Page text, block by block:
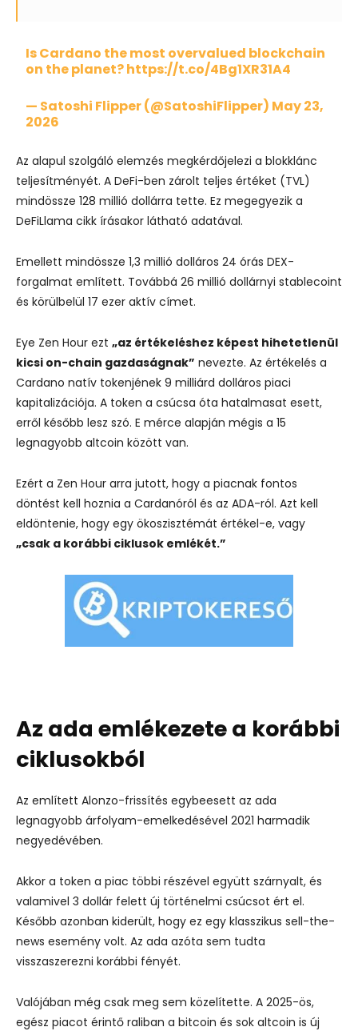
Is Cardano the most overvalued blockchain
on the planet?https://t.co/4Bg1XR31A4
— Satoshi Flipper (@SatoshiFlipper) May 23,
2026
Az alapul szolgáló elemzés megkérdőjelezi a blokklánc
teljesítményét. A DeFi-ben zárolt teljes értéket (TVL)
mindössze 128 millió dollárra tette. Ez megegyezik a
DeFiLlama cikk írásakor látható adatával.
Emellett mindössze 1,3 millió dolláros 24 órás DEX-
forgalmat említett. Továbbá 26 millió dollárnyi stablecoint
és körülbelül 17 ezer aktív címet.
Eye Zen Hour ezt „az értékeléshez képest hihetetlenül
kicsi on-chain gazdaságnak” nevezte. Az értékelés a
Cardano natív tokenjének 9 milliárd dolláros piaci
kapitalizációja. A token a csúcsa óta hatalmasat esett,
erről később lesz szó. E mérce alapján mégis a 15
legnagyobb altcoin között van.
Ezért a Zen Hour arra jutott, hogy a piacnak fontos
döntést kell hoznia a Cardanóról és az ADA-ról. Azt kell
eldöntenie, hogy egy ökoszisztémát értékel-e, vagy
„csak a korábbi ciklusok emlékét.”
Az ada emlékezete a korábbi
ciklusokból
Az említett Alonzo-frissítés egybeesett az ada
legnagyobb árfolyam-emelkedésével 2021 harmadik
negyedévében.
Akkor a token a piac többi részével együtt szárnyalt, és
valamivel 3 dollár felett új történelmi csúcsot ért el.
Később azonban kiderült, hogy ez egy klasszikus sell-the-
news esemény volt. Az ada azóta sem tudta
visszaszerezni korábbi fényét.
Valójában még csak meg sem közelítette. A 2025-ös,
egész piacot érintő raliban a bitcoin és sok altcoin is új